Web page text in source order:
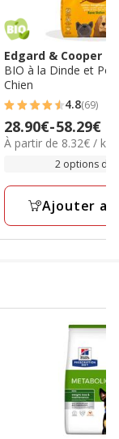
Edgard & Cooper
BIO à la Dinde et
Chien
4.8
étoiles
avec
avis
4.8(69)
Prix
de
à
58.29€
28.90€-58.29€
8.32€
À partir de 8.32€ / kg
2 options de
Ajouter